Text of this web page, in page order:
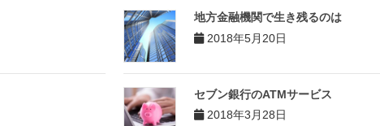
地方金融機関で生き残るのは
2018年5月20日
セブン銀行のATMサービス
2018年3月28日